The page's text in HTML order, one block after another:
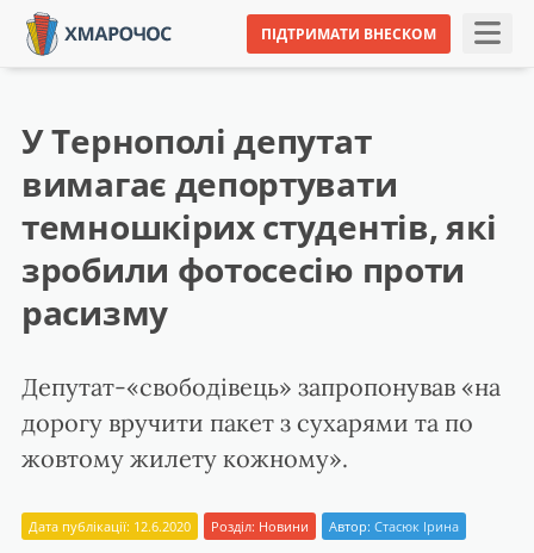
ПІДТРИМАТИ ВНЕСКОМ
У Тернополі депутат
вимагає депортувати
темношкірих студентів, які
зробили фотосесію проти
расизму
Депутат-«свободівець» запропонував «на
дорогу вручити пакет з сухарями та по
жовтому жилету кожному».
Дата публікації: 12.6.2020 Розділ: Новини Автор: Стасюк Ірина